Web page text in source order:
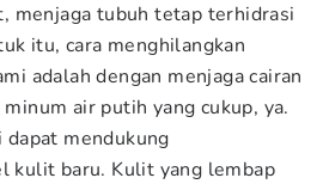
menjaga tubuh tetap terhidrasi
itu, cara menghilangkan
adalah dengan menjaga cairan
air putih yang cukup, ya.
mendukung
kulit baru. Kulit yang lembap